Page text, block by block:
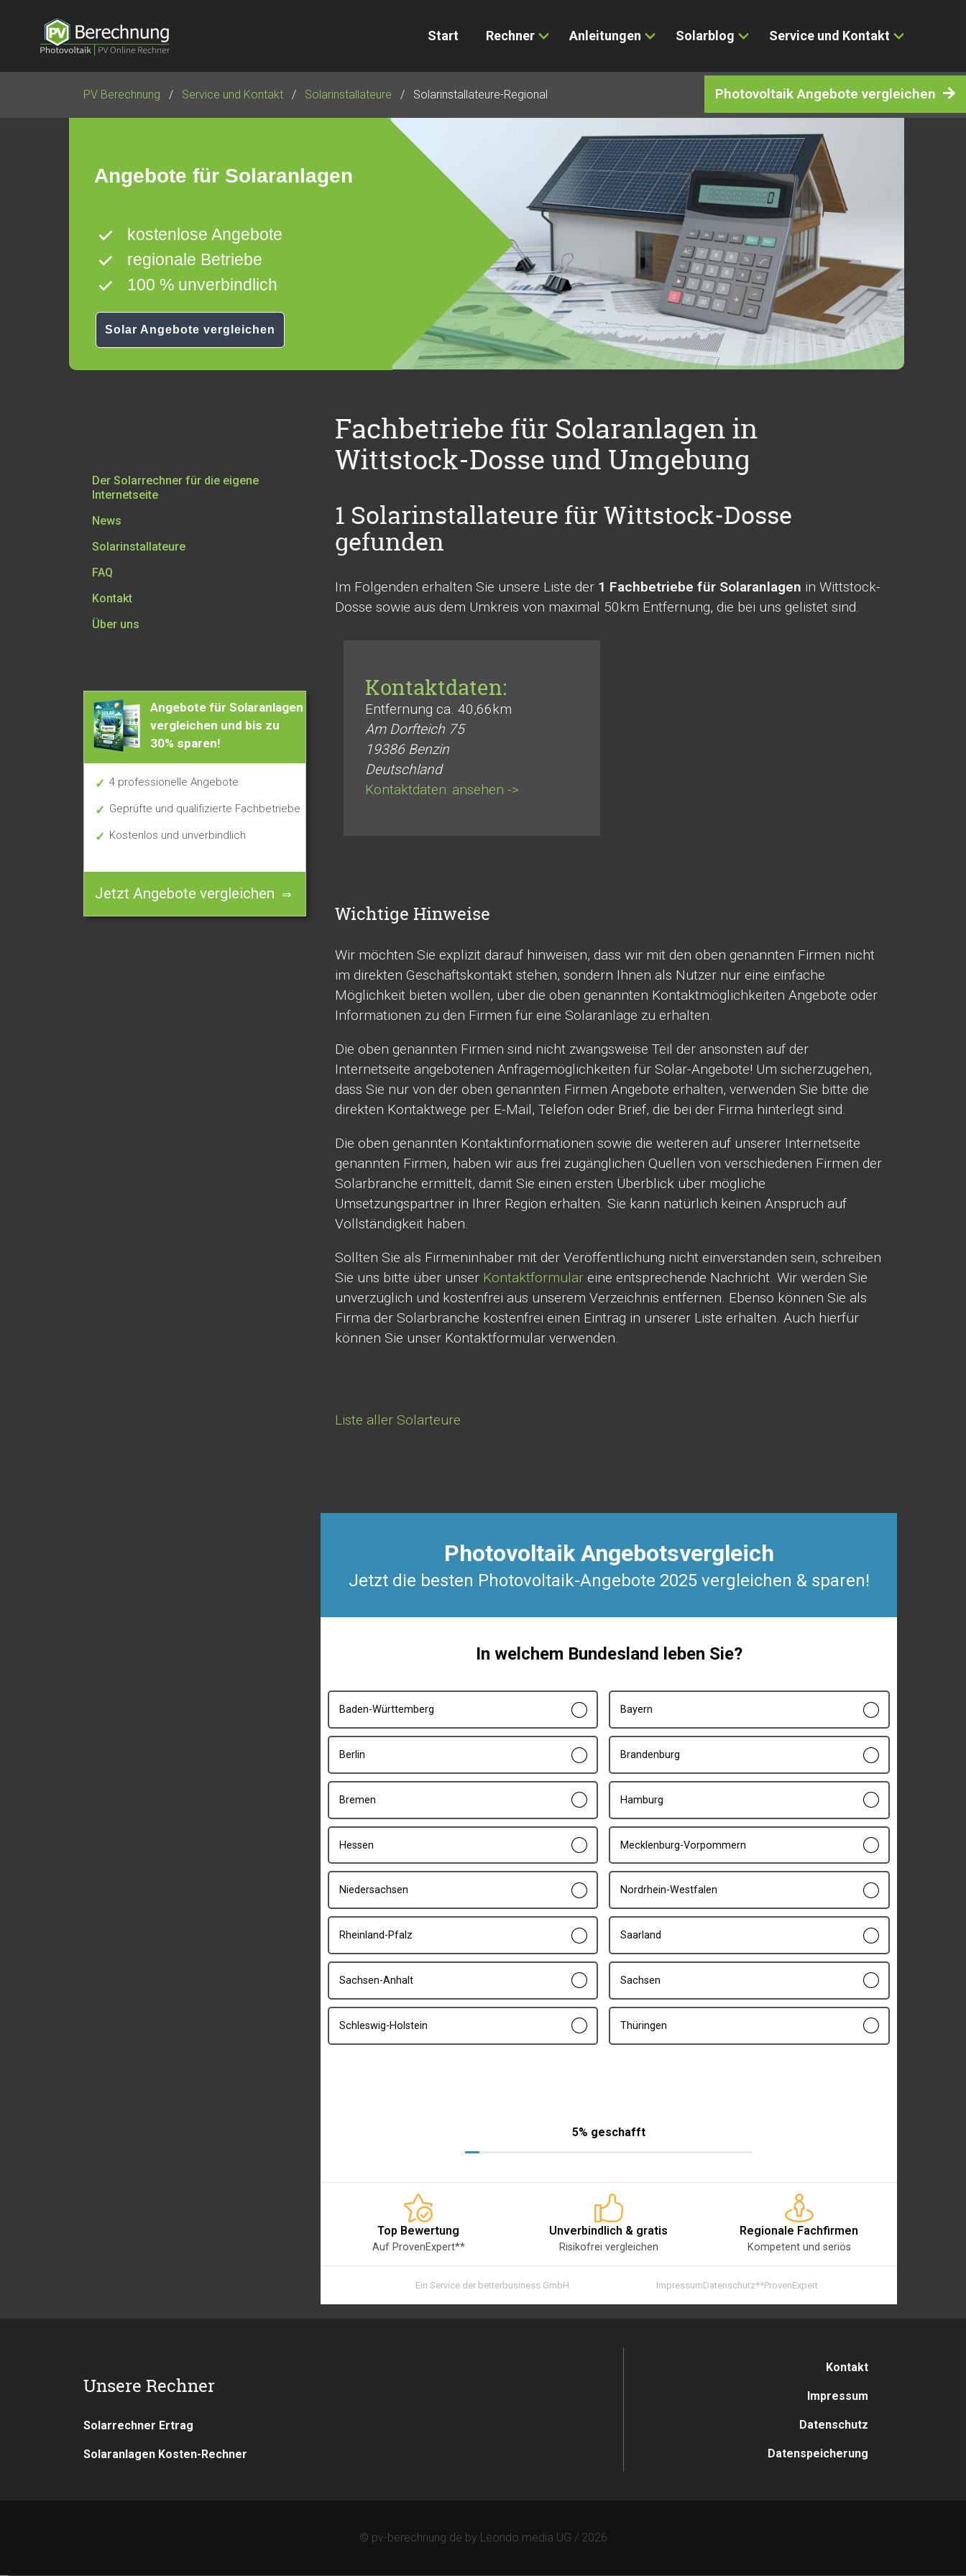
überspringen
Start Rechner Anleitungen Solarblog Service und Kontakt
PV Berechnung Service und Kontakt Solarinstallateure Solarinstallateure-Regional
Angebote für Solaranlagen
kostenlose Angebote
regionale Betriebe
100 % unverbindlich
Solar Angebote vergleichen
Fachbetriebe für Solaranlagen in
Wittstock-Dosse und Umgebung
1 Solarinstallateure für Wittstock-Dosse
gefunden
Im Folgenden erhalten Sie unsere Liste der 1 Fachbetriebe für Solaranlagen in Wittstock-
Dosse sowie aus dem Umkreis von maximal 50km Entfernung, die bei uns gelistet sind.
Kontaktdaten:
Entfernung ca. 40,66km
Am Dorfteich 75
19386 Benzin
Deutschland
Kontaktdaten: ansehen ->
Wichtige Hinweise
Wir möchten Sie explizit darauf hinweisen, dass wir mit den oben genannten Firmen nicht
im direkten Geschäftskontakt stehen, sondern Ihnen als Nutzer nur eine einfache
Möglichkeit bieten wollen, über die oben genannten Kontaktmöglichkeiten Angebote oder
Informationen zu den Firmen für eine Solaranlage zu erhalten.
Die oben genannten Firmen sind nicht zwangsweise Teil der ansonsten auf der
Internetseite angebotenen Anfragemöglichkeiten für Solar-Angebote! Um sicherzugehen,
dass Sie nur von der oben genannten Firmen Angebote erhalten, verwenden Sie bitte die
direkten Kontaktwege per E-Mail, Telefon oder Brief, die bei der Firma hinterlegt sind.
Die oben genannten Kontaktinformationen sowie die weiteren auf unserer Internetseite
genannten Firmen, haben wir aus frei zugänglichen Quellen von verschiedenen Firmen der
Solarbranche ermittelt, damit Sie einen ersten Überblick über mögliche
Umsetzungspartner in Ihrer Region erhalten. Sie kann natürlich keinen Anspruch auf
Vollständigkeit haben.
Sollten Sie als Firmeninhaber mit der Veröffentlichung nicht einverstanden sein, schreiben
Sie uns bitte über unser Kontaktformular eine entsprechende Nachricht. Wir werden Sie
unverzüglich und kostenfrei aus unserem Verzeichnis entfernen. Ebenso können Sie als
Firma der Solarbranche kostenfrei einen Eintrag in unserer Liste erhalten. Auch hierfür
können Sie unser Kontaktformular verwenden.
Liste aller Solarteure
Navigation
überspringen
Der Solarrechner für die eigene
Internetseite
News
Solarinstallateure
FAQ
Kontakt
Über uns
Angebote für Solaranlagen
vergleichen und bis zu
30% sparen!
4 professionelle Angebote
Geprüfte und qualifizierte Fachbetriebe
Kostenlos und unverbindlich
Jetzt Angebote vergleichen
Unsere Rechner
Navigation
Solarrechner Ertrag
Solaranlagen Kosten-Rechner
Kontakt
Impressum
Datenschutz
Datenspeicherung
© pv-berechnung.de by Leondo media UG / 2026
Photovoltaik Angebote vergleichen